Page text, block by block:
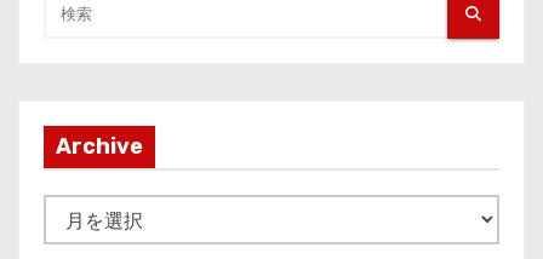
Archive
r